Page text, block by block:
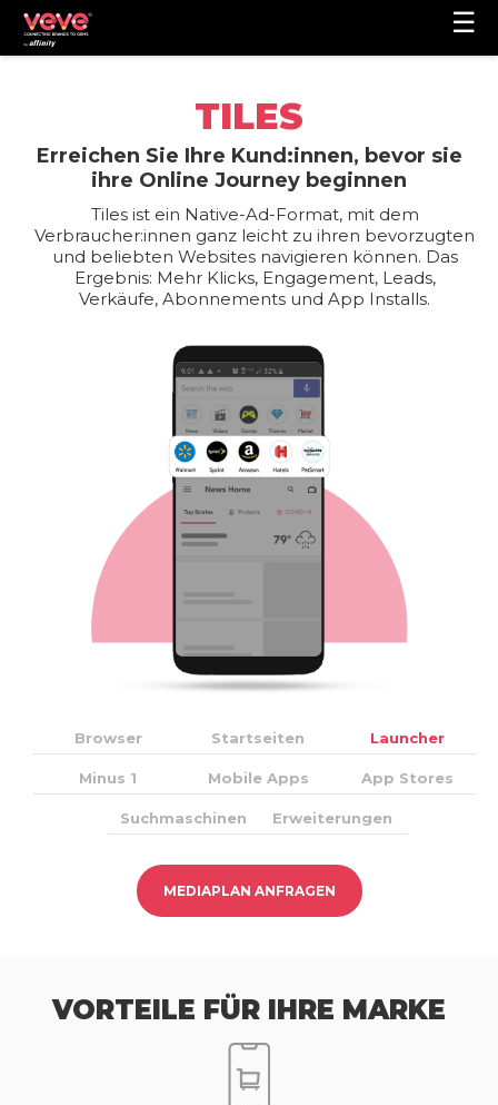
☰
TILES
Erreichen Sie Ihre Kund:innen, bevor sie
ihre Online Journey beginnen
Tiles ist ein Native-Ad-Format, mit dem
Verbraucher:innen ganz leicht zu ihren bevorzugten
und beliebten Websites navigieren können. Das
Ergebnis: Mehr Klicks, Engagement, Leads,
Verkäufe, Abonnements und App Installs.
Browser Startseiten Launcher
Minus 1 Mobile Apps App Stores
Suchmaschinen Erweiterungen
MEDIAPLAN ANFRAGEN
VORTEILE FÜR IHRE MARKE